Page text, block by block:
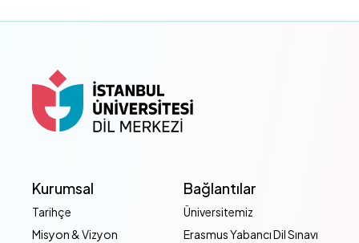
Kurumsal
Tarihçe
Misyon & Vizyon
Bağlantılar
Üniversitemiz
Erasmus Yabancı Dil Sınavı